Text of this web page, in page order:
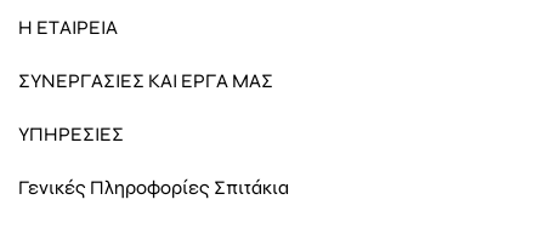
Η ΕΤΑΙΡΕΙΑ
ΣΥΝΕΡΓΑΣΙΕΣ ΚΑΙ ΕΡΓΑ ΜΑΣ
ΥΠΗΡΕΣΙΕΣ
Γενικές Πληροφορίες Σπιτάκια